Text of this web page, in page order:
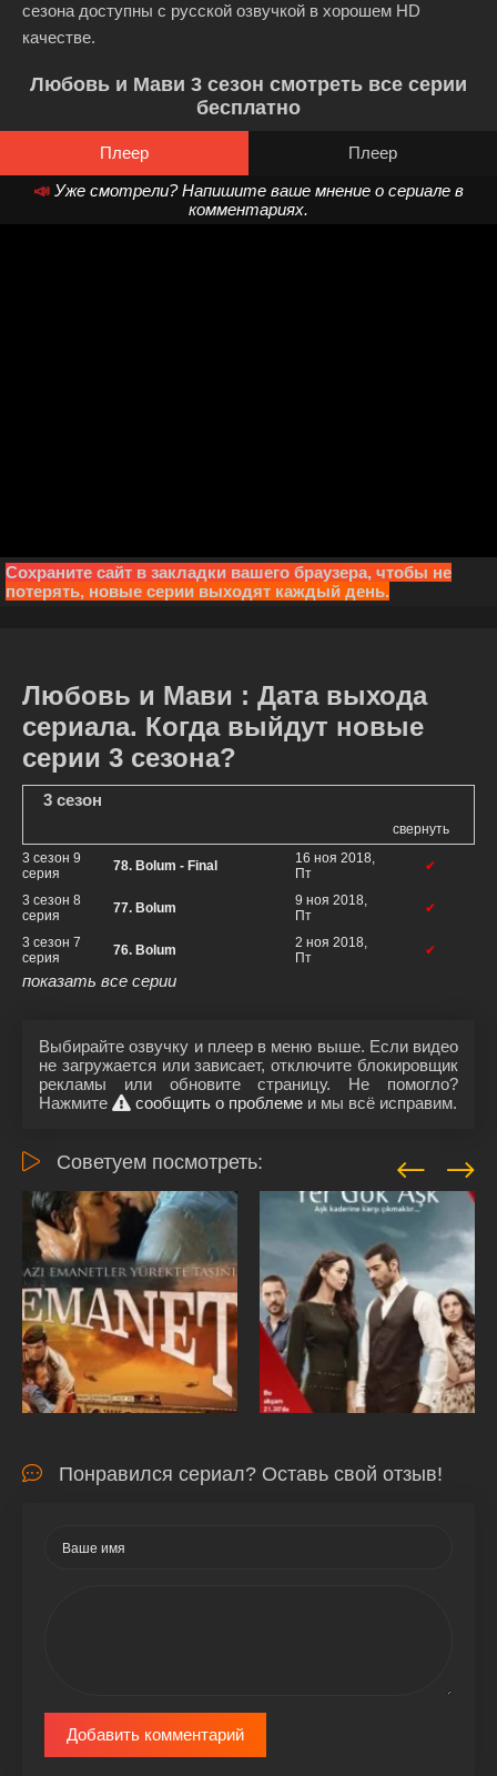
сезона доступны с русской озвучкой в хорошем HD
качестве.
Любовь и Мави 3 сезон смотреть все серии
бесплатно
Плеер
Плеер
📣 Уже смотрели? Напишите ваше мнение о сериале в
комментариях.
Сохраните сайт в закладки вашего браузера, чтобы не
потерять, новые серии выходят каждый день.
Любовь и Мави : Дата выхода
сериала. Когда выйдут новые
серии 3 сезона?
3 сезон
свернуть
3 сезон 9
серия
78. Bolum - Final
16 ноя 2018,
Пт
✔
3 сезон 8
серия
77. Bolum
9 ноя 2018,
Пт
✔
3 сезон 7
серия
76. Bolum
2 ноя 2018,
Пт
✔
показать все серии
Выбирайте озвучку и плеер в меню выше. Если видео
не загружается или зависает, отключите блокировщик
рекламы или обновите страницу. Не помогло?
Нажмите
сообщить о проблеме и мы всё исправим.
Советуем посмотреть:
Понравился сериал? Оставь свой отзыв!
Добавить комментарий